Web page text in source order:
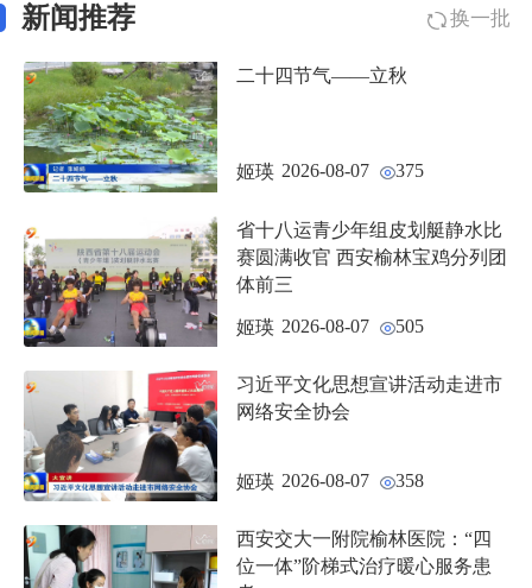
新闻推荐 换一批
二十四节气——立秋
姬瑛 2026-08-07 375
省十八运青少年组皮划艇静水比
赛圆满收官 西安榆林宝鸡分列团
体前三
姬瑛 2026-08-07 505
习近平文化思想宣讲活动走进市
网络安全协会
姬瑛 2026-08-07 358
西安交大一附院榆林医院：“四
位一体”阶梯式治疗暖心服务患